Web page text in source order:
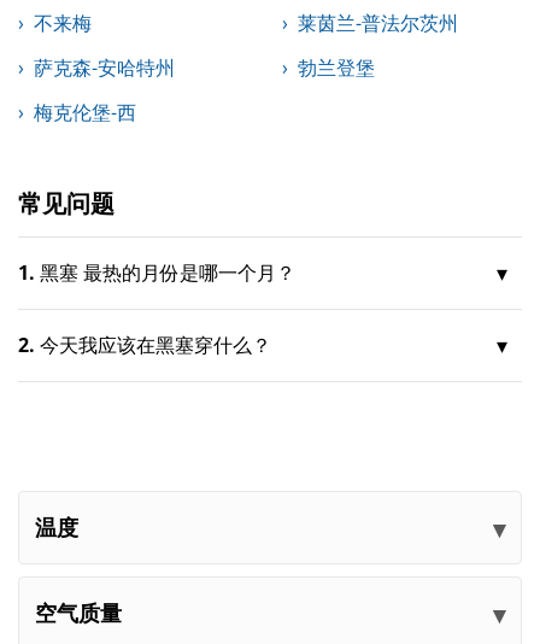
不来梅
莱茵兰-普法尔茨州
萨克森-安哈特州
勃兰登堡
梅克伦堡-西
常见问题
1. 黑塞 最热的月份是哪一个月？
2. 今天我应该在黑塞穿什么？
温度
空气质量